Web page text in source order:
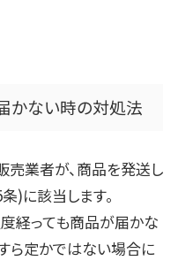
かない時の対処法
売業者が、商品を発送し
条)に該当します。
経っても商品が届かな
ら定かではない場合に